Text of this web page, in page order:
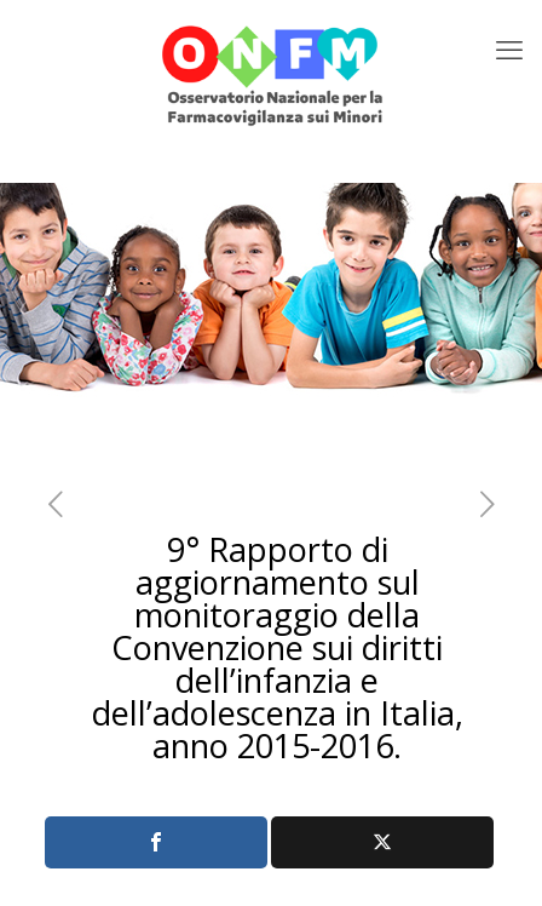
9° Rapporto di
aggiornamento sul
monitoraggio della
Convenzione sui diritti
dell’infanzia e
dell’adolescenza in Italia,
anno 2015-2016.